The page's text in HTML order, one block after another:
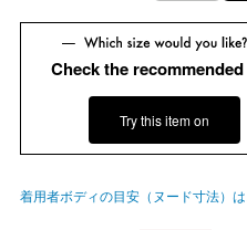
Check the
Try this item on
着用者ボディの目安（ヌード寸法）